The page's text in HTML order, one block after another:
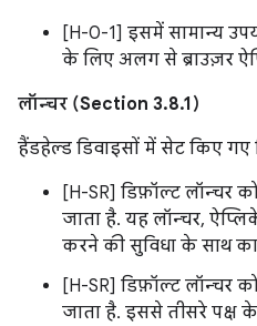
[H-0-1] इसमें सामान्य
के लिए अलग से ब्राउज़र
लॉन्चर (Section 3.8.1)
हैंडहेल्ड डिवाइसों में सेट किए गए
[H-SR] डिफ़ॉल्ट लॉन्चर
जाता है. यह लॉन्चर,
करने की सुविधा के साथ
[H-SR] डिफ़ॉल्ट लॉन्चर
जाता है. इससे तीसरे पक्ष